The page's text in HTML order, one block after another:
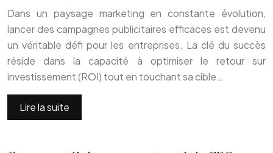
Dans un paysage marketing en constante évolution,
lancer des campagnes publicitaires efficaces est devenu
un véritable défi pour les entreprises. La clé du succès
réside dans la capacité à optimiser le retour sur
investissement (ROI) tout en touchant sa cible…
Lire la suite